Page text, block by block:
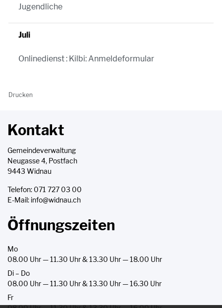
Jugendliche
Juli
Onlinedienst : Kilbi: Anmeldeformular
Drucken
Kontakt
Gemeindeverwaltung
Neugasse 4, Postfach
9443 Widnau
Telefon: 071 727 03 00
E-Mail: info@widnau.ch
Öffnungszeiten
Mo
08.00 Uhr — 11.30 Uhr & 13.30 Uhr — 18.00 Uhr
Di – Do
08.00 Uhr — 11.30 Uhr & 13.30 Uhr — 16.30 Uhr
Fr